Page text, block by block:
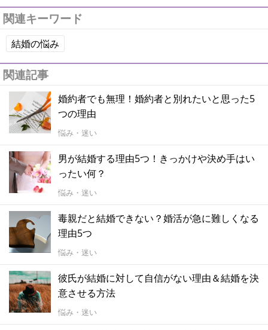
関連キーワード
結婚の悩み
関連記事
婚約者でも無理！婚約者と別れたいと思った5
つの理由
悩み・迷い
男が結婚する理由5つ！きっかけや決め手はい
ったい何？
悩み・迷い
毒親だと結婚できない？婚活が急に難しくなる
理由5つ
悩み・迷い
彼氏が結婚に対して自信がない理由＆結婚を決
意させる方法
悩み・迷い